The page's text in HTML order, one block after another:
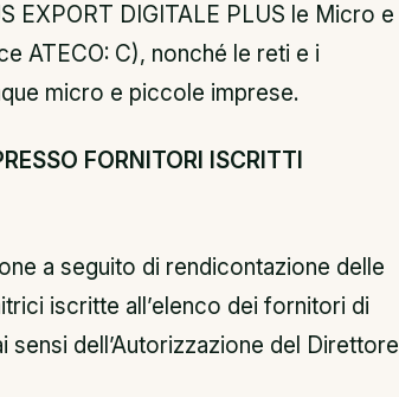
EXPORT DIGITALE PLUS le Micro e
ATECO: C), nonché le reti e i
micro e piccole imprese.
FORNITORI ISCRITTI
a seguito di rendicontazione delle
iscritte all’elenco dei fornitori di
dell’Autorizzazione del Direttore